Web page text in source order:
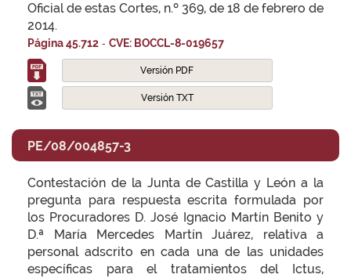
Oficial de estas Cortes, n.º 369, de 18 de febrero de
2014.
Página 45.712 - CVE: BOCCL-8-019657
Versión PDF
Versión TXT
PE/08/004857-3
Contestación de la Junta de Castilla y León a la
pregunta para respuesta escrita formulada por
los Procuradores D. José Ignacio Martín Benito y
D.ª María Mercedes Martín Juárez, relativa a
personal adscrito en cada una de las unidades
específicas para el tratamientos del Ictus,